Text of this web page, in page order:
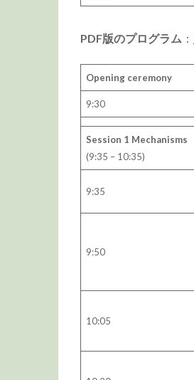
PDF版のプログラム ：
Opening ceremony
9:30
Session 1 Mechanisms
(9:35 – 10:35)
9:35
9:50
10:05